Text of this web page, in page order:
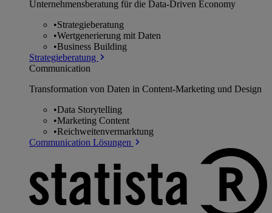
Unternehmens­beratung für die Data-Driven Economy
•Strategieberatung
•Wertgenerierung mit Daten
•Business Building
Strategieberatung
Communication
Transformation von Daten in Content-Marketing und Design
•Data Storytelling
•Marketing Content
•Reichweitenvermarktung
Communication Lösungen